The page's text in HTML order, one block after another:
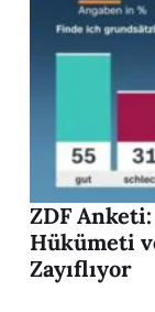
ZDF
Hükümeti
Zayıflıyor